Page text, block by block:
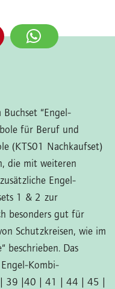
“Engel-
für Beruf und
(KTS01 Nachkaufset)
die mit weiteren
Engel-
1 & 2 zur
besonders gut für
Schutzkreisen, wie im
beschrieben. Das
Kombi-
39 |40 | 41 | 44 | 45 |